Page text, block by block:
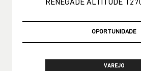
EMPLACAMENTO
VAREJO